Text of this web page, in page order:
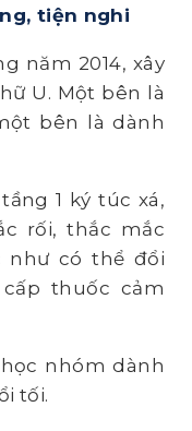
tiện nghi
năm 2014, xây
U. Một bên là
bên là dành
1 ký túc xá,
rối, thắc mắc
như có thể đổi
thuốc cảm
nhóm dành
tối.